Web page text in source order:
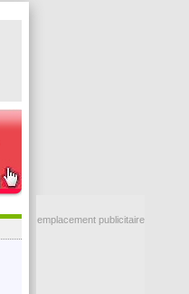
emplacement publicitaire